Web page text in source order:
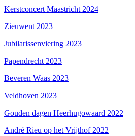
Kerstconcert Maastricht 2024
Zieuwent 2023
Jubilarissenviering 2023
Papendrecht 2023
Beveren Waas 2023
Veldhoven 2023
Gouden dagen Heerhugowaard 2022
André Rieu op het Vrijthof 2022